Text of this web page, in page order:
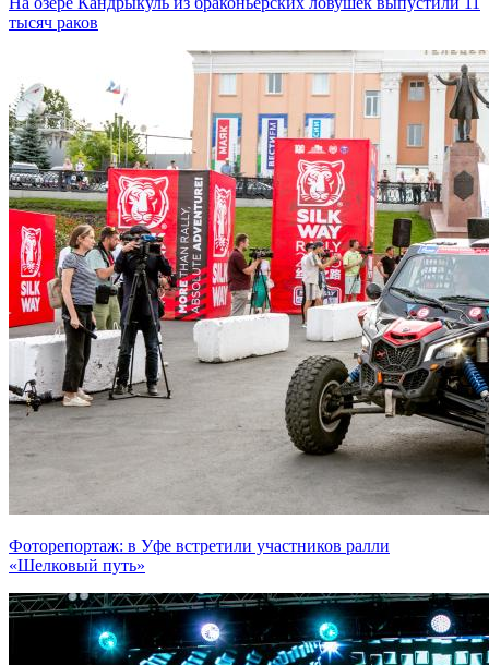
тысяч раков
Фоторепортаж: в Уфе встретили участников ралли
«Шелковый путь»